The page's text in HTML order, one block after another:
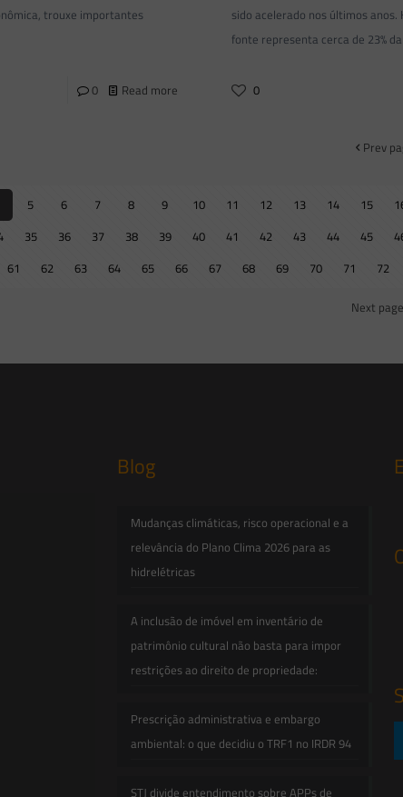
trouxe importantes
0 Read more
sido acelerado nos últimos anos.
fonte representa cerca de 23%
0
Prev
5 6 7 8 9 10 11 12 13 14 15
35 36 37 38 39 40 41 42 43 44 45
61
62 63 64 65 66 67 68 69 70 71 72
Next page
Blog
Mudanças climáticas, risco operacional e a
relevância do Plano Clima 2026 para as
hidrelétricas
A inclusão de imóvel em inventário de
patrimônio cultural não basta para impor
restrições ao direito de propriedade:
Prescrição administrativa e embargo
ambiental: o que decidiu o TRF1 no IRDR 94
STJ divide entendimento sobre APPs de